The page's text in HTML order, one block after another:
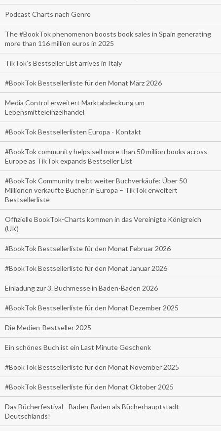
Podcast Charts nach Genre
The #BookTok phenomenon boosts book sales in Spain generating
more than 116 million euros in 2025
TikTok’s Bestseller List arrives in Italy
#BookTok Bestsellerliste für den Monat März 2026
Media Control erweitert Marktabdeckung um
Lebensmitteleinzelhandel
#BookTok Bestsellerlisten Europa - Kontakt
#BookTok community helps sell more than 50 million books across
Europe as TikTok expands Bestseller List
#BookTok Community treibt weiter Buchverkäufe: Über 50
Millionen verkaufte Bücher in Europa – TikTok erweitert
Bestsellerliste
Offizielle BookTok-Charts kommen in das Vereinigte Königreich
(UK)
#BookTok Bestsellerliste für den Monat Februar 2026
#BookTok Bestsellerliste für den Monat Januar 2026
Einladung zur 3. Buchmesse in Baden-Baden 2026
#BookTok Bestsellerliste für den Monat Dezember 2025
Die Medien-Bestseller 2025
Ein schönes Buch ist ein Last Minute Geschenk
#BookTok Bestsellerliste für den Monat November 2025
#BookTok Bestsellerliste für den Monat Oktober 2025
Das Bücherfestival - Baden-Baden als Bücherhauptstadt
Deutschlands!